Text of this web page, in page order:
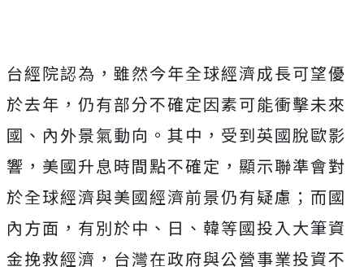
台經院認為，雖然今年全球經濟成長可望優
於去年，仍有部分不確定因素可能衝擊未來
國、內外景氣動向。其中，受到英國脫歐影
響，美國升息時間點不確定，顯示聯準會對
於全球經濟與美國經濟前景仍有疑慮；而國
內方面，有別於中、日、韓等國投入大筆資
金挽救經濟，台灣在政府與公營事業投資不